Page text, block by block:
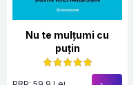
Nu te mulțumi cu
puțin